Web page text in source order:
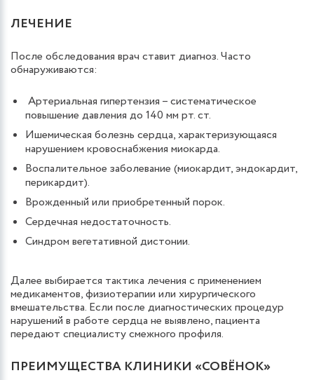
ЛЕЧЕНИЕ
После обследования врач ставит диагноз. Часто
обнаруживаются:
Артериальная гипертензия – систематическое
повышение давления до 140 мм рт. ст.
Ишемическая болезнь сердца, характеризующаяся
нарушением кровоснабжения миокарда.
Воспалительное заболевание (миокардит, эндокардит,
перикардит).
Врожденный или приобретенный порок.
Сердечная недостаточность.
Синдром вегетативной дистонии.
Далее выбирается тактика лечения с применением
медикаментов, физиотерапии или хирургического
вмешательства. Если после диагностических процедур
нарушений в работе сердца не выявлено, пациента
передают специалисту смежного профиля.
ПРЕИМУЩЕСТВА КЛИНИКИ «СОВЁНОК»